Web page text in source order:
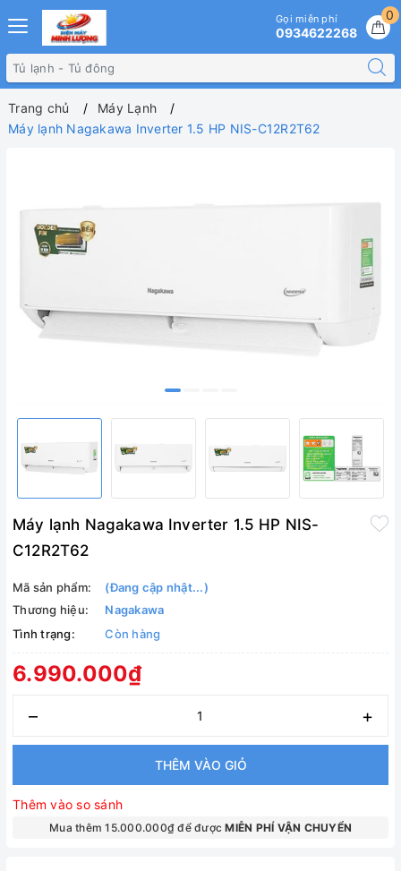
0
Gọi miễn phí
0934622268
Trang chủ
Máy Lạnh
Máy lạnh Nagakawa Inverter 1.5 HP NIS-C12R2T62
Máy lạnh Nagakawa Inverter 1.5 HP NIS-
C12R2T62
Mã sản phẩm:
(Đang cập nhật...)
Thương hiệu:
Nagakawa
Tình trạng:
Còn hàng
6.990.000₫
– +
THÊM VÀO GIỎ
Thêm vào so sánh
Mua thêm 15.000.000₫ để đượcMIỄN PHÍ VẬN CHUYỂN